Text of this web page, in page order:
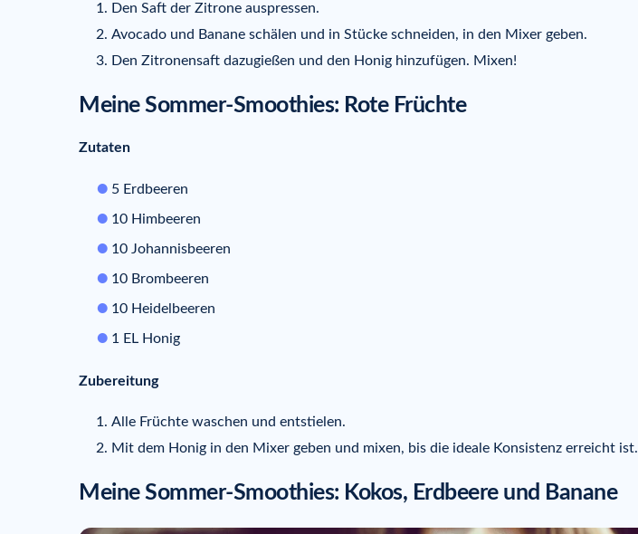
Den Saft der Zitrone auspressen.
Avocado und Banane schälen und in Stücke schneiden, in den Mixer geben.
Den Zitronensaft dazugießen und den Honig hinzufügen. Mixen!
Meine Sommer-Smoothies: Rote Früchte
Zutaten
5 Erdbeeren
10 Himbeeren
10 Johannisbeeren
10 Brombeeren
10 Heidelbeeren
1 EL Honig
Zubereitung
Alle Früchte waschen und entstielen.
Mit dem Honig in den Mixer geben und mixen, bis die ideale Konsistenz erreicht ist.
Meine Sommer-Smoothies: Kokos, Erdbeere und Banane